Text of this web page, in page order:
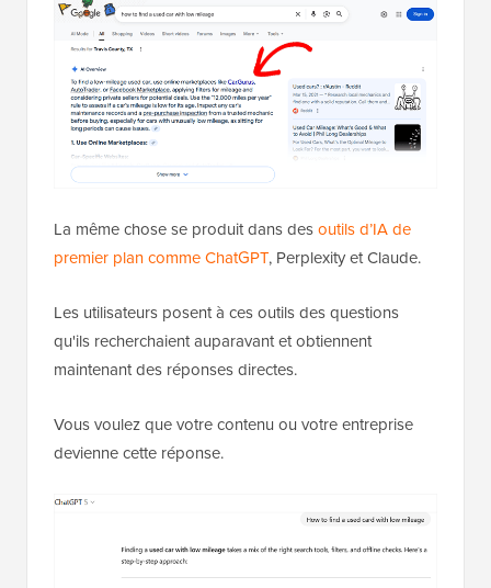
La même chose se produit dans desoutils d’IA de
premier plan comme ChatGPT, Perplexity et Claude.
Les utilisateurs posent à ces outils des questions
qu'ils recherchaient auparavant et obtiennent
maintenant des réponses directes.
Vous voulez que votre contenu ou votre entreprise
devienne cette réponse.